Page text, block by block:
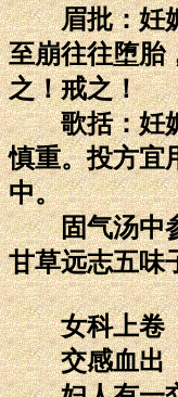
眉批：妊娠
至崩往往堕胎
之！戒之！
歌括：妊娠
慎重。投方宜
中。
固气汤中参
甘草远志五味
女科上卷
交感血出